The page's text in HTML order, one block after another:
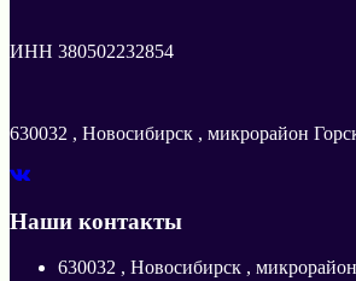
ИНН 380502232854
630032 , Новосибирск , микрорайон
Наши контакты
630032 , Новосибирск ,